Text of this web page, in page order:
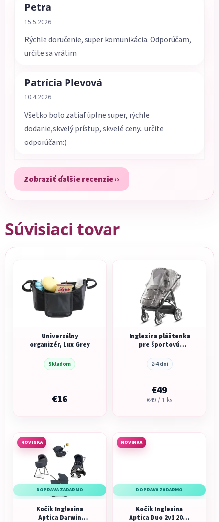
Petra
Hodnotenie obchodu je 5 z 5 hviezdičiek.
15.5.2026
Rýchle doručenie, super komunikácia. Odporúčam,
určite sa vrátim
Patrícia Plevová
Hodnotenie obchodu je 5 z 5 hviezdičiek.
10.4.2026
Všetko bolo zatiaľ úplne super, rýchle
dodanie,skvelý prístup, skvelé ceny.. určite
odporúčam:)
Zobraziť ďalšie recenzie
Súvisiaci tovar
Univerzálny
organizér, Lux Grey
Skladom
€16
Inglesina pláštenka
pre športovú
2-4 dni
€49
Jednotková
€49 / 1 ks
NOVINKA
DOPRAVA ZADARMO
Kočík Inglesina
Aptica Darwin
NOVINKA
DOPRAVA ZADARMO
Kočík Inglesina
Aptica Duo 2v1 2026